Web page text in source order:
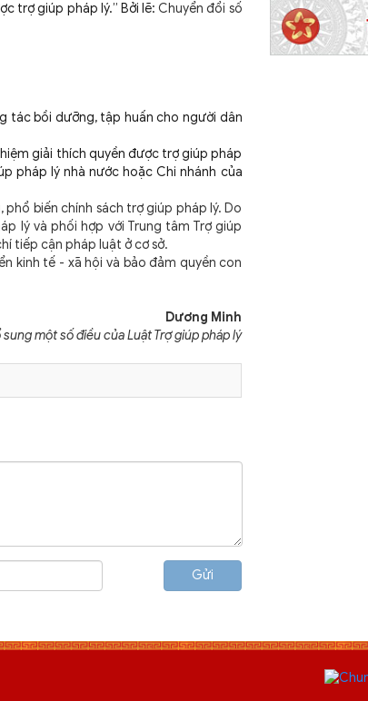
trợ giúp pháp lý.” Bởi lẽ:Chuyển đổi số
tác bồi dưỡng, tập huấn cho người dân
giải thích quyền được trợ giúp pháp
pháp lý nhà nước hoặc Chi nhánh của
biến chính sách trợ giúp pháp lý. Do
lý và phối hợp với Trung tâm Trợ giúp
tiếp cận pháp luật ở cơ sở.
kinh tế - xã hội và bảo đảm quyền con
Dương Minh
một số điều của Luật Trợ giúp pháp lý
Gửi